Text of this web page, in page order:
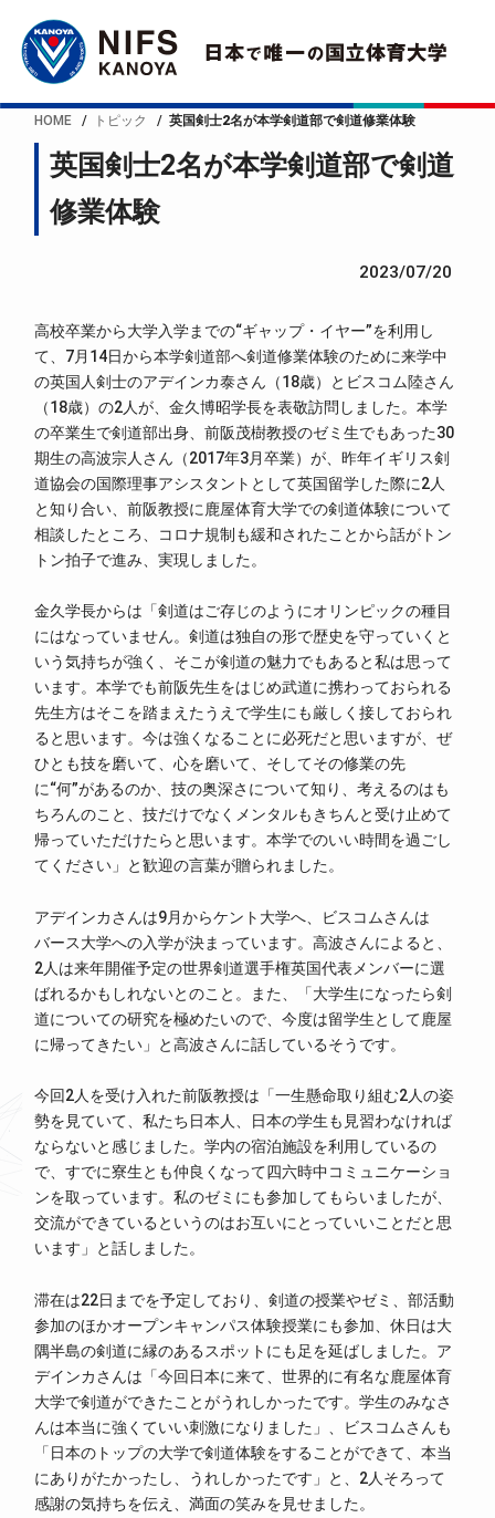
HOME トピック 英国剣士2名が本学剣道部で剣道修業体験
英国剣士2名が本学剣道部で剣道
修業体験
2023/07/20
高校卒業から大学入学までの“ギャップ・イヤー”を利用し
て、7月14日から本学剣道部へ剣道修業体験のために来学中
の英国人剣士のアデインカ泰さん（18歳）とビスコム陸さん
（18歳）の2人が、金久博昭学長を表敬訪問しました。本学
の卒業生で剣道部出身、前阪茂樹教授のゼミ生でもあった30
期生の高波宗人さん（2017年3月卒業）が、昨年イギリス剣
道協会の国際理事アシスタントとして英国留学した際に2人
と知り合い、前阪教授に鹿屋体育大学での剣道体験について
相談したところ、コロナ規制も緩和されたことから話がトン
トン拍子で進み、実現しました。
金久学長からは「剣道はご存じのようにオリンピックの種目
にはなっていません。剣道は独自の形で歴史を守っていくと
いう気持ちが強く、そこが剣道の魅力でもあると私は思って
います。本学でも前阪先生をはじめ武道に携わっておられる
先生方はそこを踏まえたうえで学生にも厳しく接しておられ
ると思います。今は強くなることに必死だと思いますが、ぜ
ひとも技を磨いて、心を磨いて、そしてその修業の先
に“何”があるのか、技の奥深さについて知り、考えるのはも
ちろんのこと、技だけでなくメンタルもきちんと受け止めて
帰っていただけたらと思います。本学でのいい時間を過ごし
てください」と歓迎の言葉が贈られました。
アデインカさんは9月からケント大学へ、ビスコムさんは
バース大学への入学が決まっています。高波さんによると、
2人は来年開催予定の世界剣道選手権英国代表メンバーに選
ばれるかもしれないとのこと。また、「大学生になったら剣
道についての研究を極めたいので、今度は留学生として鹿屋
に帰ってきたい」と高波さんに話しているそうです。
今回2人を受け入れた前阪教授は「一生懸命取り組む2人の姿
勢を見ていて、私たち日本人、日本の学生も見習わなければ
ならないと感じました。学内の宿泊施設を利用しているの
で、すでに寮生とも仲良くなって四六時中コミュニケーショ
ンを取っています。私のゼミにも参加してもらいましたが、
交流ができているというのはお互いにとっていいことだと思
います」と話しました。
滞在は22日までを予定しており、剣道の授業やゼミ、部活動
参加のほかオープンキャンパス体験授業にも参加、休日は大
隅半島の剣道に縁のあるスポットにも足を延ばしました。ア
デインカさんは「今回日本に来て、世界的に有名な鹿屋体育
大学で剣道ができたことがうれしかったです。学生のみなさ
んは本当に強くていい刺激になりました」、ビスコムさんも
「日本のトップの大学で剣道体験をすることができて、本当
にありがたかったし、うれしかったです」と、2人そろって
感謝の気持ちを伝え、満面の笑みを見せました。